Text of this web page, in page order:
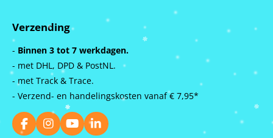
Verzending
- Binnen 3 tot 7 werkdagen.
- met DHL, DPD & PostNL.
- met Track & Trace.
- Verzend- en handelingskosten vanaf € 7,95*
F
I
Y
L